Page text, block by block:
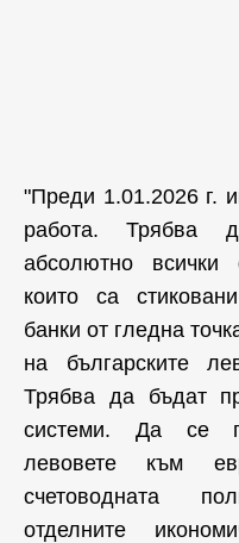
"Преди 1.01.2026 г.
работа. Трябва
абсолютно всички
които са
банки от гледна
на българските
Трябва да бъдат
системи. Да се
левовете към
счетоводната
отделните